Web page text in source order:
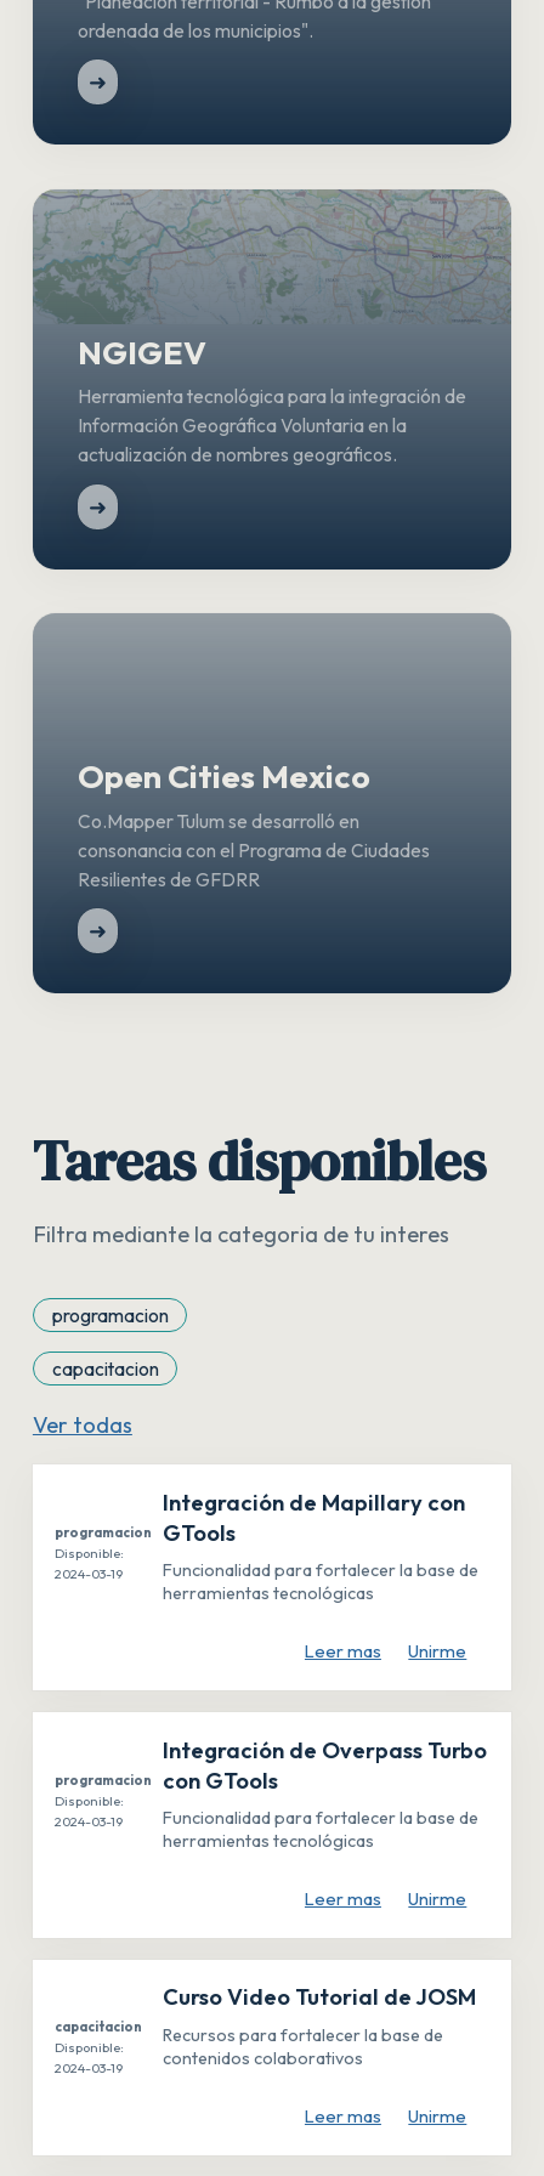
ordenada de los municipios".
➜
NGIGEV
Herramienta tecnológica para la integración de
Información Geográfica Voluntaria en la
actualización de nombres geográficos.
➜
Open Cities Mexico
Co.Mapper Tulum se desarrolló en
consonancia con el Programa de Ciudades
Resilientes de GFDRR
➜
Tareas disponibles
Filtra mediante la categoria de tu interes
programacion
capacitacion
Ver todas
programacion
Disponible:
2024-03-19
Integración de Mapillary con
GTools
Funcionalidad para fortalecer la base de
herramientas tecnológicas
Leer mas Unirme
programacion
Disponible:
2024-03-19
Integración de Overpass Turbo
con GTools
Funcionalidad para fortalecer la base de
herramientas tecnológicas
Leer mas Unirme
capacitacion
Disponible:
2024-03-19
Curso Video Tutorial de JOSM
Recursos para fortalecer la base de
contenidos colaborativos
Leer mas Unirme